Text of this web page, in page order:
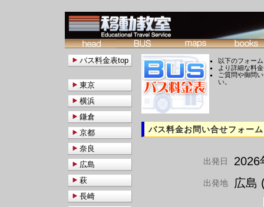
以下のフォー
より詳細な料
ご質問や御問
い。
バス料金お問い合せフォーム
出発日 2026
出発地 広島
バス料金表top
東京
横浜
鎌倉
京都
奈良
広島
萩
長崎